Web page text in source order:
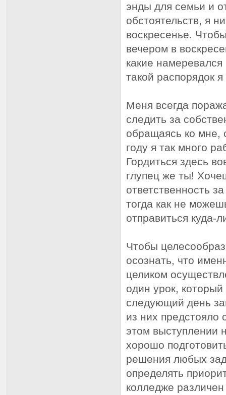
энды для семьи и
обстоятельств, я
воскресенье.
вечером в
какие
такой распорядок
Меня всегда
следить за
обращаясь ко мне,
году я так много
Гордиться здесь
глупец же ты!
ответственность
тогда как не
отправиться куда-
Чтобы
осознать, что
целиком
один урок,
следующий день
из них предстояло
этом выступлении
хорошо
решения любых
определять
колледже